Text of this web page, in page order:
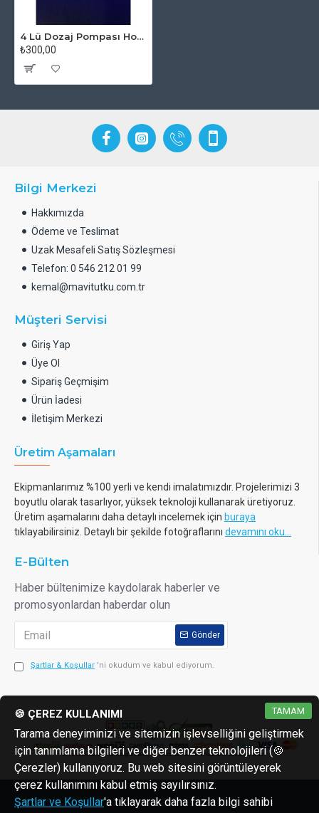
4 Lü Dozaj Pompası Hortum Tutacağı
₺300,00
Bilgi Merkezi
Hakkımızda
Ödeme ve Teslimat
Uzak Mesafeli Satış Sözleşmesi
Telefon: 0 546 212 01 99
kemal@mavitutku.com.tr
Müşteri Servisi
Giriş Yap
Üye Ol
Sipariş Geçmişim
Ürün İadesi
İletişim Merkezi
Üretim Aşamaları
Ekipmanlarımız %100 yerli ve kendi imalatımızdır. Projelerimizi 3
boyutlu olarak tasarlıyor, yüksek teknoloji kullanarak üretiyoruz.
Üretim aşamalarını daha detaylı incelemek için buraya
tıklayabilirsiniz. Detaylı bir şekilde fotoğraflarını devamını oku...
E-Bülten
Haber bültenimize kaydolarak haberler ve
promosyonlardan haberdar olun
Gönder
Şartlar & Koşullar 'ni okudum ve kabul ediyorum.
Copyright © 2013 - 2026 reaktorler.com
TAMAM
🍪 ÇEREZ KULLANIMI
Tarama deneyiminizi ve sitemizin işlevselliğini geliştirmek
için tanımlama bilgileri ve diğer benzer teknolojileri (🍪
Çerezler) kullanıyoruz. Bu web sitesini görüntüleyerek
çerez kullanımını kabul etmiş sayılırsınız.
Şartlar ve Koşullar'a tıklayarak daha fazla bilgi sahibi